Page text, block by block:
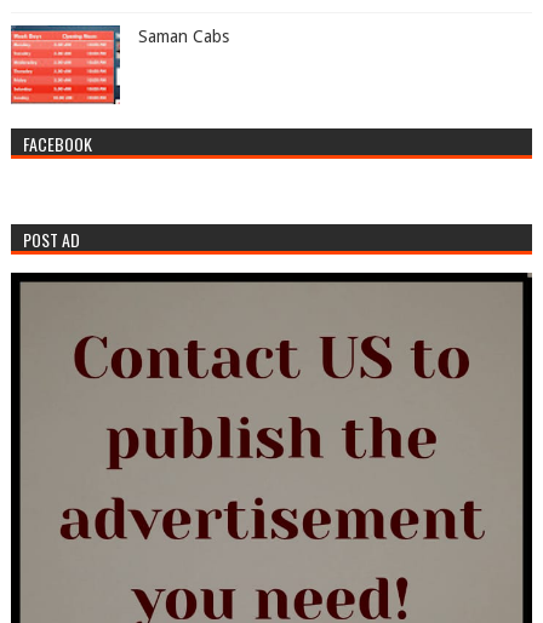
Saman Cabs
FACEBOOK
POST AD